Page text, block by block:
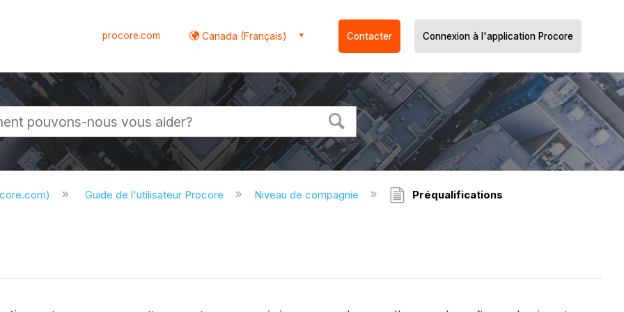
procore.com Canada (Français) Contacter Connexion à l'application Procore
Guide de l'utilisateur Procore Niveau de compagnie Préqualifications